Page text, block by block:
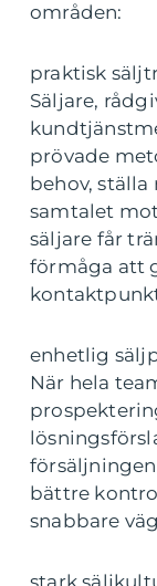
områden:
praktisk
Säljare,
prövade
behov,
samtalet
säljare får
förmåga att
enhetlig
När hela
bättre
snabbare